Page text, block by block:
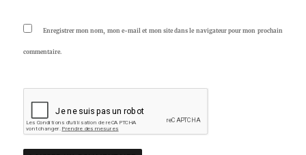
Enregistrer mon nom, mon e-mail et mon site dans le navigateur pour mon prochain
commentaire.